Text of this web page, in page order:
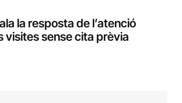
la resposta de l’atenció
visites sense cita prèvia